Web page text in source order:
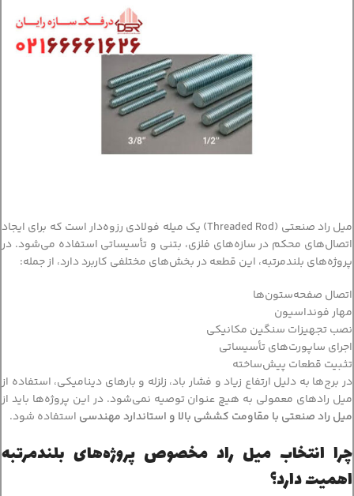
میل راد صنعتی (Threaded Rod) یک میله فولادی رزوه‌دار است که برای ایجاد
اتصال‌های محکم در سازه‌های فلزی، بتنی و تأسیساتی استفاده می‌شود. در
پروژه‌های بلندمرتبه، این قطعه در بخش‌های مختلفی کاربرد دارد، از جمله:
اتصال صفحه‌ستون‌ها
مهار فونداسیون
نصب تجهیزات سنگین مکانیکی
اجرای ساپورت‌های تأسیساتی
تثبیت قطعات پیش‌ساخته
در برج‌ها به دلیل ارتفاع زیاد و فشار باد، زلزله و بارهای دینامیکی، استفاده از
میل رادهای معمولی به هیچ عنوان توصیه نمی‌شود. در این پروژه‌ها باید از
میل راد صنعتی با مقاومت کششی بالا و استاندارد مهندسی استفاده شود.
چرا انتخاب میل راد مخصوص پروژه‌های بلندمرتبه
اهمیت دارد؟